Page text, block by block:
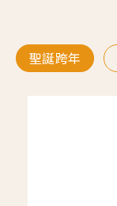
聖誕跨年